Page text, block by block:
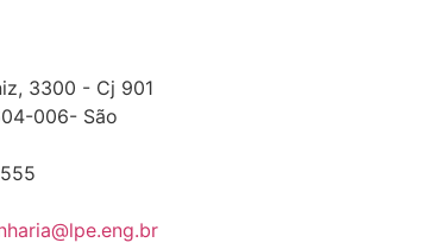
3300 - Cj 901
006- São